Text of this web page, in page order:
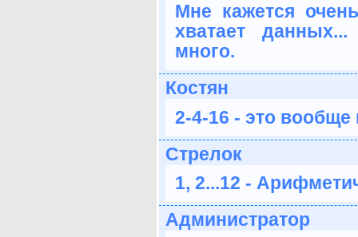
Мне кажется
хватает
много.
Костян
2-4-16 - это вообще
Стрелок
1, 2...12 -
Администратор